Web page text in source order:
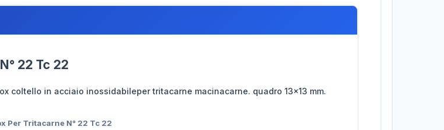
22 Tc 22
coltello in acciaio inossidabileper tritacarne macinacarne. quadro 13x13 mm.
Per Tritacarne N° 22 Tc 22